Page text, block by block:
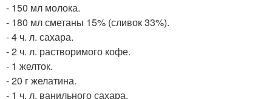
- 150 мл молока.
- 180 мл сметаны 15% (сливок 33%).
- 4 ч. л. сахара.
- 2 ч. л. растворимого кофе.
- 1 желток.
- 20 г желатина.
- 1 ч. л. ванильного сахара.